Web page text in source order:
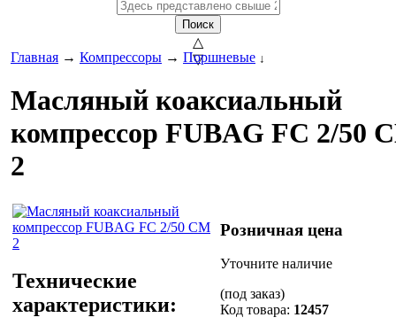
Поиск
△
▽
Главная → Компрессоры → Поршневые ↓
Масляный коаксиальный
компрессор FUBAG FC 2/50
2
Технические
характеристики:
Розничная цена
Уточните наличие
(под заказ)
Код товара: 12457